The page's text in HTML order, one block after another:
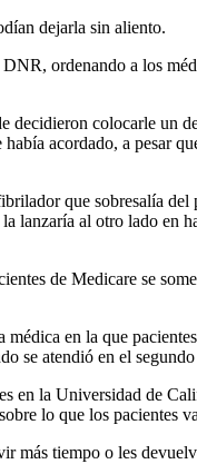
dejarla sin aliento.
ordenando a los
decidieron colocarle un
acordado, a pesar
que sobresalía del
lanzaría al otro lado en
de Medicare se
en la que
se atendió en el
en la Universidad de
lo que los pacientes
más tiempo o les